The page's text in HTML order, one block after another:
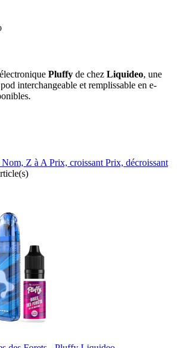
Pluffy de chez Liquideo, une
interchangeable et remplissable en e-
Nom, Z à APrix, croissantPrix, décroissant